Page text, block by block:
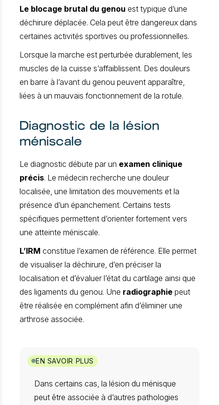
Le blocage brutal du genou est typique d’une
déchirure déplacée. Cela peut être dangereux dans
certaines activités sportives ou professionnelles.
Lorsque la marche est perturbée durablement, les
muscles de la cuisse s’affaiblissent. Des douleurs
en barre à l’avant du genou peuvent apparaître,
liées à un mauvais fonctionnement de la rotule.
Diagnostic de la lésion
méniscale
Le diagnostic débute par un examen clinique
précis. Le médecin recherche une douleur
localisée, une limitation des mouvements et la
présence d’un épanchement. Certains tests
spécifiques permettent d’orienter fortement vers
une atteinte méniscale.
L’IRM constitue l’examen de référence. Elle permet
de visualiser la déchirure, d’en préciser la
localisation et d’évaluer l’état du cartilage ainsi que
des ligaments du genou. Une radiographie peut
être réalisée en complément afin d’éliminer une
arthrose associée.
EN SAVOIR PLUS
Dans certains cas, la lésion du ménisque
peut être associée à d’autres pathologies